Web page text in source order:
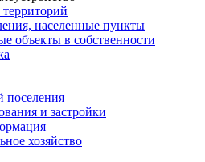
населенные пункты
объекты в собственности
поселения
и застройки
хозяйство